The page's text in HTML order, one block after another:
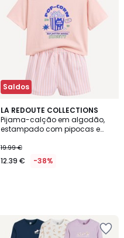
Saldos
LA REDOUTE COLLECTIONS
Pijama-calção em algodão,
estampado com pipocas e
19.99 €
12.39 € -38%